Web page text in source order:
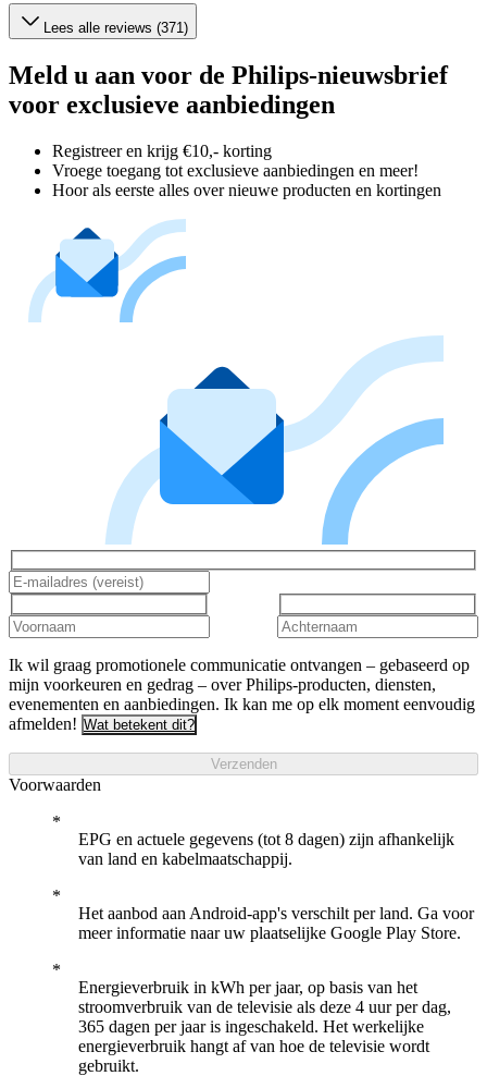
Lees alle reviews (371)
Meld u aan voor de Philips-nieuwsbrief
voor exclusieve aanbiedingen
Registreer en krijg €10,- korting
Vroege toegang tot exclusieve aanbiedingen en meer!
Hoor als eerste alles over nieuwe producten en kortingen
Ik wil graag promotionele communicatie ontvangen – gebaseerd op
mijn voorkeuren en gedrag – over Philips-producten, diensten,
evenementen en aanbiedingen. Ik kan me op elk moment eenvoudig
afmelden! Wat betekent dit?
Verzenden
Voorwaarden
EPG en actuele gegevens (tot 8 dagen) zijn afhankelijk
van land en kabelmaatschappij.
Het aanbod aan Android-app's verschilt per land. Ga voor
meer informatie naar uw plaatselijke Google Play Store.
Energieverbruik in kWh per jaar, op basis van het
stroomverbruik van de televisie als deze 4 uur per dag,
365 dagen per jaar is ingeschakeld. Het werkelijke
energieverbruik hangt af van hoe de televisie wordt
gebruikt.